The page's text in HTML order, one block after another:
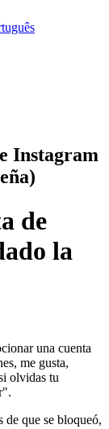
Instagram
de
la
una cuenta
me gusta,
olvidas tu
de que se bloqueó,